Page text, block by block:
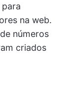
na web.
números
criados